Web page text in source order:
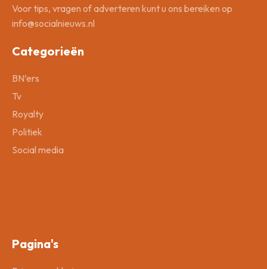
Voor tips, vragen of adverteren kunt u ons bereiken op
info@socialnieuws.nl
Categorieën
BN’ers
Tv
Royalty
Politiek
Social media
Pagina's